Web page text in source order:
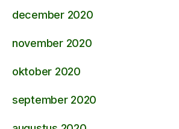
december 2020
november 2020
oktober 2020
september 2020